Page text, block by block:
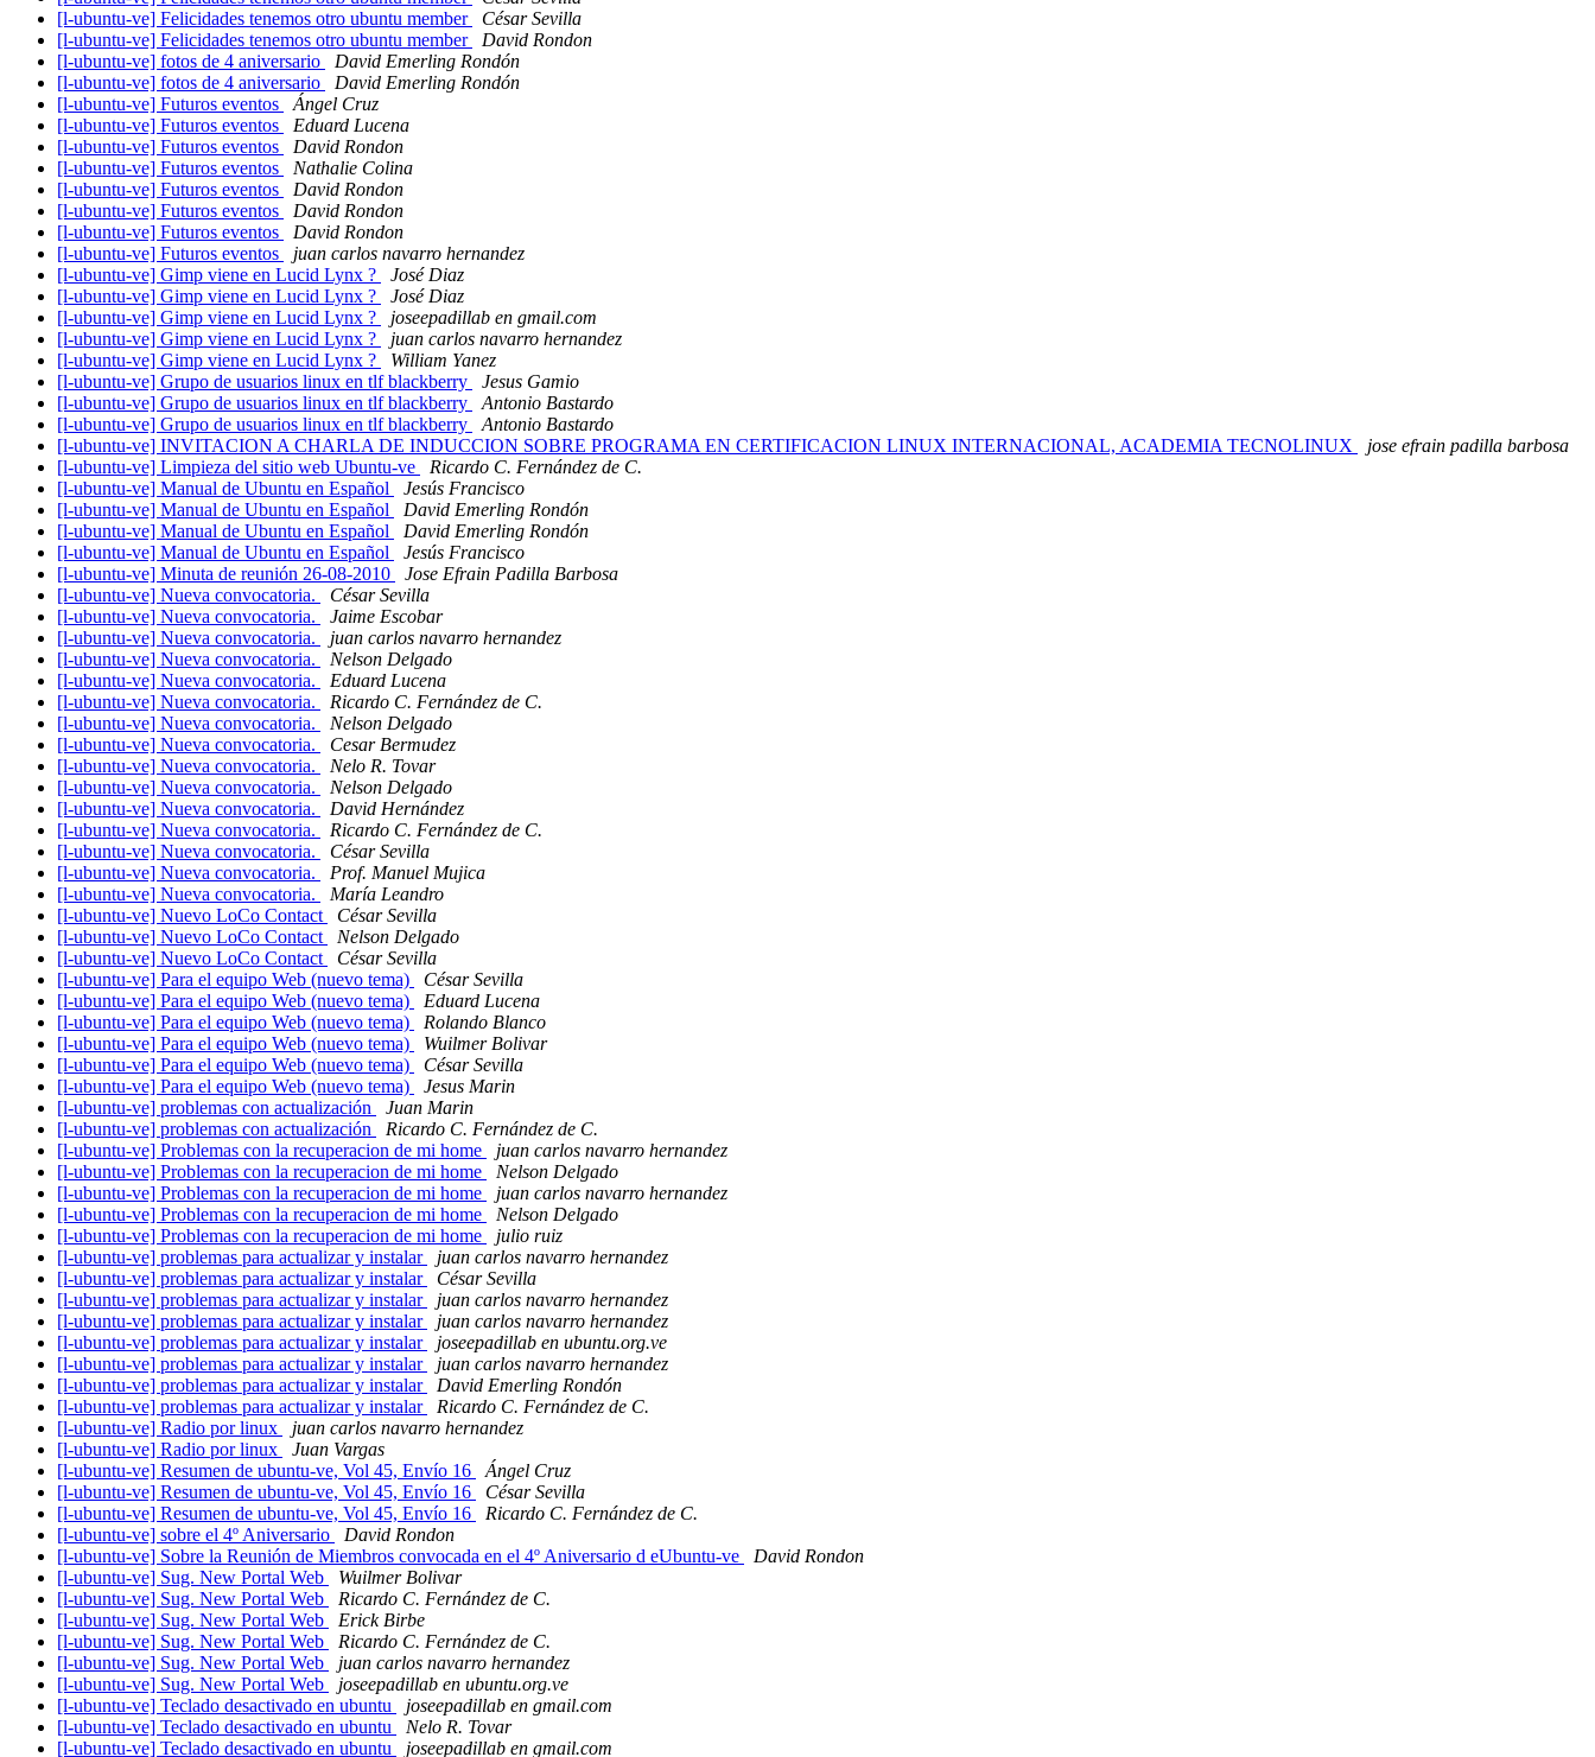
[l-ubuntu-ve] Felicidades tenemos otro ubuntu member
César Sevilla
[l-ubuntu-ve] Felicidades tenemos otro ubuntu member
David Rondon
[l-ubuntu-ve] fotos de 4 aniversario
David Emerling Rondón
[l-ubuntu-ve] fotos de 4 aniversario
David Emerling Rondón
[l-ubuntu-ve] Futuros eventos
Ángel Cruz
[l-ubuntu-ve] Futuros eventos
Eduard Lucena
[l-ubuntu-ve] Futuros eventos
David Rondon
[l-ubuntu-ve] Futuros eventos
Nathalie Colina
[l-ubuntu-ve] Futuros eventos
David Rondon
[l-ubuntu-ve] Futuros eventos
David Rondon
[l-ubuntu-ve] Futuros eventos
David Rondon
[l-ubuntu-ve] Futuros eventos
juan carlos navarro hernandez
[l-ubuntu-ve] Gimp viene en Lucid Lynx ?
José Diaz
[l-ubuntu-ve] Gimp viene en Lucid Lynx ?
José Diaz
[l-ubuntu-ve] Gimp viene en Lucid Lynx ?
joseepadillab en gmail.com
[l-ubuntu-ve] Gimp viene en Lucid Lynx ?
juan carlos navarro hernandez
[l-ubuntu-ve] Gimp viene en Lucid Lynx ?
William Yanez
[l-ubuntu-ve] Grupo de usuarios linux en tlf blackberry
Jesus Gamio
[l-ubuntu-ve] Grupo de usuarios linux en tlf blackberry
Antonio Bastardo
[l-ubuntu-ve] Grupo de usuarios linux en tlf blackberry
Antonio Bastardo
[l-ubuntu-ve] INVITACION A CHARLA DE INDUCCION SOBRE PROGRAMA EN CERTIFICACION LINUX INTERNACIONAL, ACADEMIA TECNOLINUX
jose efrain padilla barbosa
[l-ubuntu-ve] Limpieza del sitio web Ubuntu-ve
Ricardo C. Fernández de C.
[l-ubuntu-ve] Manual de Ubuntu en Español
Jesús Francisco
[l-ubuntu-ve] Manual de Ubuntu en Español
David Emerling Rondón
[l-ubuntu-ve] Manual de Ubuntu en Español
David Emerling Rondón
[l-ubuntu-ve] Manual de Ubuntu en Español
Jesús Francisco
[l-ubuntu-ve] Minuta de reunión 26-08-2010
Jose Efrain Padilla Barbosa
[l-ubuntu-ve] Nueva convocatoria.
César Sevilla
[l-ubuntu-ve] Nueva convocatoria.
Jaime Escobar
[l-ubuntu-ve] Nueva convocatoria.
juan carlos navarro hernandez
[l-ubuntu-ve] Nueva convocatoria.
Nelson Delgado
[l-ubuntu-ve] Nueva convocatoria.
Eduard Lucena
[l-ubuntu-ve] Nueva convocatoria.
Ricardo C. Fernández de C.
[l-ubuntu-ve] Nueva convocatoria.
Nelson Delgado
[l-ubuntu-ve] Nueva convocatoria.
Cesar Bermudez
[l-ubuntu-ve] Nueva convocatoria.
Nelo R. Tovar
[l-ubuntu-ve] Nueva convocatoria.
Nelson Delgado
[l-ubuntu-ve] Nueva convocatoria.
David Hernández
[l-ubuntu-ve] Nueva convocatoria.
Ricardo C. Fernández de C.
[l-ubuntu-ve] Nueva convocatoria.
César Sevilla
[l-ubuntu-ve] Nueva convocatoria.
Prof. Manuel Mujica
[l-ubuntu-ve] Nueva convocatoria.
María Leandro
[l-ubuntu-ve] Nuevo LoCo Contact
César Sevilla
[l-ubuntu-ve] Nuevo LoCo Contact
Nelson Delgado
[l-ubuntu-ve] Nuevo LoCo Contact
César Sevilla
[l-ubuntu-ve] Para el equipo Web (nuevo tema)
César Sevilla
[l-ubuntu-ve] Para el equipo Web (nuevo tema)
Eduard Lucena
[l-ubuntu-ve] Para el equipo Web (nuevo tema)
Rolando Blanco
[l-ubuntu-ve] Para el equipo Web (nuevo tema)
Wuilmer Bolivar
[l-ubuntu-ve] Para el equipo Web (nuevo tema)
César Sevilla
[l-ubuntu-ve] Para el equipo Web (nuevo tema)
Jesus Marin
[l-ubuntu-ve] problemas con actualización
Juan Marin
[l-ubuntu-ve] problemas con actualización
Ricardo C. Fernández de C.
[l-ubuntu-ve] Problemas con la recuperacion de mi home
juan carlos navarro hernandez
[l-ubuntu-ve] Problemas con la recuperacion de mi home
Nelson Delgado
[l-ubuntu-ve] Problemas con la recuperacion de mi home
juan carlos navarro hernandez
[l-ubuntu-ve] Problemas con la recuperacion de mi home
Nelson Delgado
[l-ubuntu-ve] Problemas con la recuperacion de mi home
julio ruiz
[l-ubuntu-ve] problemas para actualizar y instalar
juan carlos navarro hernandez
[l-ubuntu-ve] problemas para actualizar y instalar
César Sevilla
[l-ubuntu-ve] problemas para actualizar y instalar
juan carlos navarro hernandez
[l-ubuntu-ve] problemas para actualizar y instalar
juan carlos navarro hernandez
[l-ubuntu-ve] problemas para actualizar y instalar
joseepadillab en ubuntu.org.ve
[l-ubuntu-ve] problemas para actualizar y instalar
juan carlos navarro hernandez
[l-ubuntu-ve] problemas para actualizar y instalar
David Emerling Rondón
[l-ubuntu-ve] problemas para actualizar y instalar
Ricardo C. Fernández de C.
[l-ubuntu-ve] Radio por linux
juan carlos navarro hernandez
[l-ubuntu-ve] Radio por linux
Juan Vargas
[l-ubuntu-ve] Resumen de ubuntu-ve, Vol 45, Envío 16
Ángel Cruz
[l-ubuntu-ve] Resumen de ubuntu-ve, Vol 45, Envío 16
César Sevilla
[l-ubuntu-ve] Resumen de ubuntu-ve, Vol 45, Envío 16
Ricardo C. Fernández de C.
[l-ubuntu-ve] sobre el 4º Aniversario
David Rondon
[l-ubuntu-ve] Sobre la Reunión de Miembros convocada en el 4º Aniversario d eUbuntu-ve
David Rondon
[l-ubuntu-ve] Sug. New Portal Web
Wuilmer Bolivar
[l-ubuntu-ve] Sug. New Portal Web
Ricardo C. Fernández de C.
[l-ubuntu-ve] Sug. New Portal Web
Erick Birbe
[l-ubuntu-ve] Sug. New Portal Web
Ricardo C. Fernández de C.
[l-ubuntu-ve] Sug. New Portal Web
juan carlos navarro hernandez
[l-ubuntu-ve] Sug. New Portal Web
joseepadillab en ubuntu.org.ve
[l-ubuntu-ve] Teclado desactivado en ubuntu
joseepadillab en gmail.com
[l-ubuntu-ve] Teclado desactivado en ubuntu
Nelo R. Tovar
[l-ubuntu-ve] Teclado desactivado en ubuntu
joseepadillab en gmail.com